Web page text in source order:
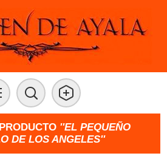
EL PEQUEÑO
DE LOS ANGELES